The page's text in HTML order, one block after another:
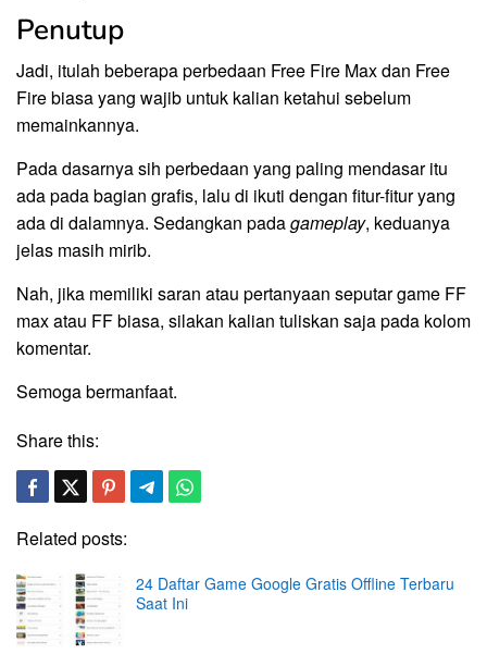
Penutup
Jadi, itulah beberapa perbedaan Free Fire Max dan Free
Fire biasa yang wajib untuk kalian ketahui sebelum
memainkannya.
Pada dasarnya sih perbedaan yang paling mendasar itu
ada pada bagian grafis, lalu di ikuti dengan fitur-fitur yang
ada di dalamnya. Sedangkan padagameplay, keduanya
jelas masih mirib.
Nah, jika memiliki saran atau pertanyaan seputar game FF
max atau FF biasa, silakan kalian tuliskan saja pada kolom
komentar.
Semoga bermanfaat.
Share this:
Related posts:
24 Daftar Game Google Gratis Offline Terbaru
Saat Ini